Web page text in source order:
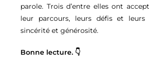
parole. Trois d’entre elles ont
leur parcours, leurs défis et leurs
sincérité et générosité.
Bonne lecture. 👇